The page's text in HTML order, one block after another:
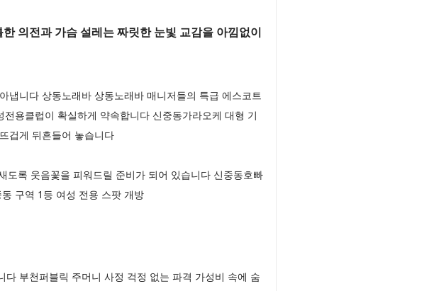
의전과 가슴 설레는 짜릿한 눈빛 교감을 아낌없이
냅니다 상동노래바 상동노래바 매니저들의 특급 에스코트
용클럽이 확실하게 약속합니다 신중동가라오케 대형 기
겁게 뒤흔들어 놓습니다
록 웃음꽃을 피워드릴 준비가 되어 있습니다 신중동호빠
구역 1등 여성 전용 스팟 개방
부천퍼블릭 주머니 사정 걱정 없는 파격 가성비 속에 숨